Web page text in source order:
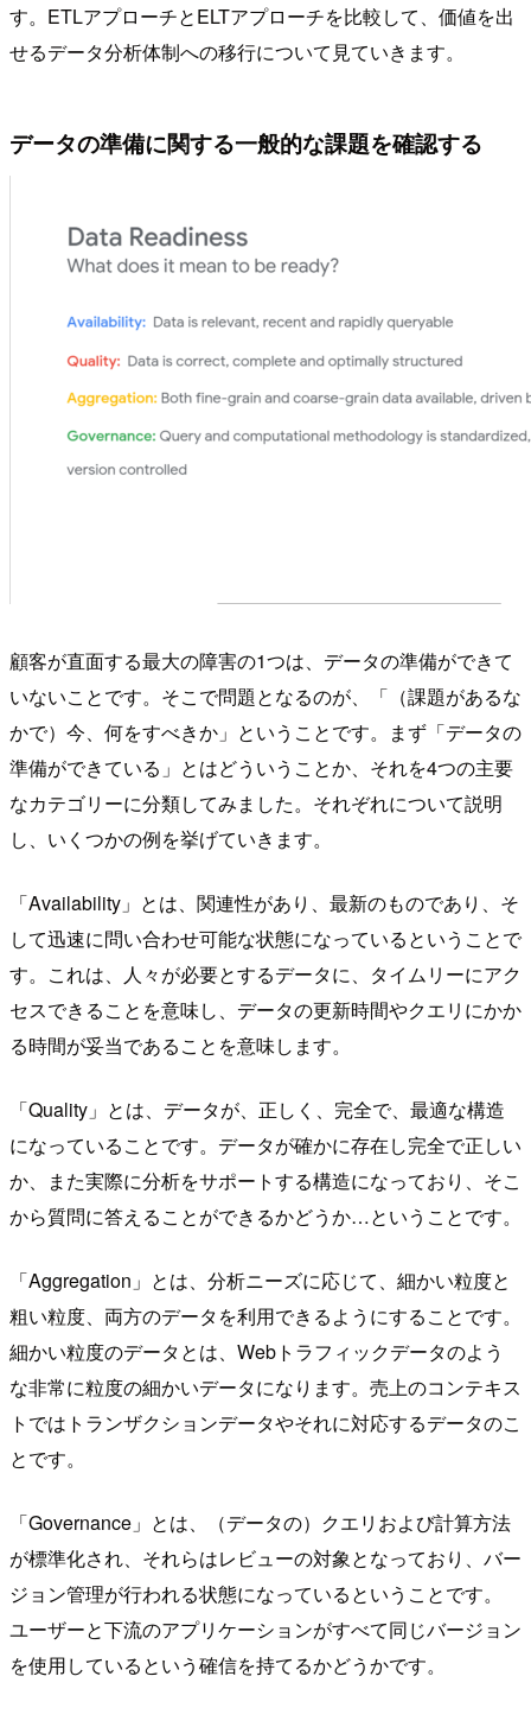
す。ETLアプローチとELTアプローチを比較して、価値を出
せるデータ分析体制への移行について見ていきます。
データの準備に関する一般的な課題を確認する
顧客が直面する最大の障害の1つは、データの準備ができて
いないことです。そこで問題となるのが、「（課題があるな
かで）今、何をすべきか」ということです。まず「データの
準備ができている」とはどういうことか、それを4つの主要
なカテゴリーに分類してみました。それぞれについて説明
し、いくつかの例を挙げていきます。
「Availability」とは、関連性があり、最新のものであり、そ
して迅速に問い合わせ可能な状態になっているということで
す。これは、人々が必要とするデータに、タイムリーにアク
セスできることを意味し、データの更新時間やクエリにかか
る時間が妥当であることを意味します。
「Quality」とは、データが、正しく、完全で、最適な構造
になっていることです。データが確かに存在し完全で正しい
か、また実際に分析をサポートする構造になっており、そこ
から質問に答えることができるかどうか…ということです。
「Aggregation」とは、分析ニーズに応じて、細かい粒度と
粗い粒度、両方のデータを利用できるようにすることです。
細かい粒度のデータとは、Webトラフィックデータのよう
な非常に粒度の細かいデータになります。売上のコンテキス
トではトランザクションデータやそれに対応するデータのこ
とです。
「Governance」とは、（データの）クエリおよび計算方法
が標準化され、それらはレビューの対象となっており、バー
ジョン管理が行われる状態になっているということです。
ユーザーと下流のアプリケーションがすべて同じバージョン
を使用しているという確信を持てるかどうかです。